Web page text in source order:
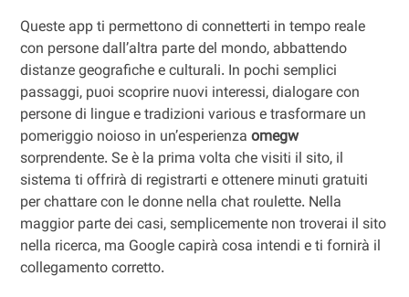
Queste app ti permettono di connetterti in tempo reale
con persone dall’altra parte del mondo, abbattendo
distanze geografiche e culturali. In pochi semplici
passaggi, puoi scoprire nuovi interessi, dialogare con
persone di lingue e tradizioni various e trasformare un
pomeriggio noioso in un’esperienzaomegw
sorprendente. Se è la prima volta che visiti il ​​sito, il
sistema ti offrirà di registrarti e ottenere minuti gratuiti
per chattare con le donne nella chat roulette. Nella
maggior parte dei casi, semplicemente non troverai il sito
nella ricerca, ma Google capirà cosa intendi e ti fornirà il
collegamento corretto.